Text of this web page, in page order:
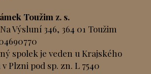
Toužim z. s.
Výsluní 346, 364 01 Toužim
spolek je veden u Krajského
v Plzni pod sp. zn. L 7540